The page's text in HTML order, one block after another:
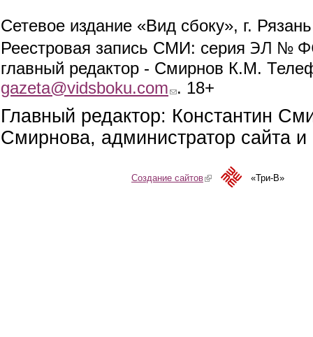
Сетевое издание «Вид сбоку», г.
Реестровая запись СМИ: серия ЭЛ №
главный редактор - Смирнов К.М.
gazeta@vidsboku.com (link sends e-mail)
. 18+
Главный редактор: Константин
Смирнова, администратор сайта
Создание сайтов(link is external)«Три-В»